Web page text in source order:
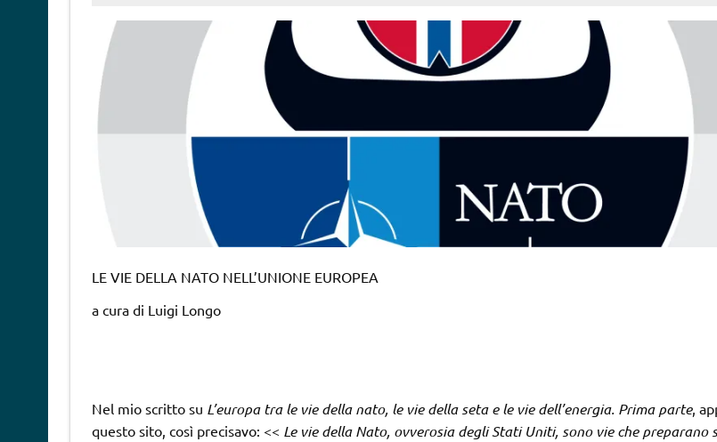
LE VIE DELLA NATO NELL’UNIONE EUROPEA
a cura di Luigi Longo
Nel mio scritto su L’europa tra le vie della nato, le vie della seta e le vie dell’energia. Prima parte,
questo sito, così precisavo: << Le vie della Nato, ovverosia degli Stati Uniti, sono vie che preparano